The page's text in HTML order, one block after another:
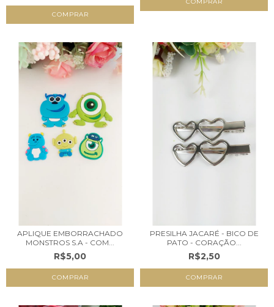
APLIQUE EMBORRACHADO
MONSTROS S.A - COM...
R$5,00
COMPRAR
PRESILHA JACARÉ - BICO DE
PATO - CORAÇÃO...
R$2,50